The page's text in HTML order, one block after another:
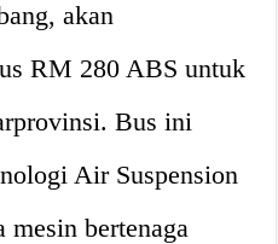
akan
RM 280 ABS untuk
Bus ini
Air Suspension
mesin bertenaga